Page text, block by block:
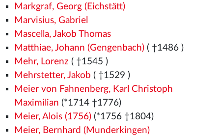
Markgraf, Georg (Eichstätt)
Marvisius, Gabriel
Mascella, Jakob Thomas
Matthiae, Johann (Gengenbach)( †1486 )
Mehr, Lorenz ( †1545 )
Mehrstetter, Jakob ( †1529 )
Meier von Fahnenberg, Karl Christoph
Maximilian (*1714 †1776)
Meier, Alois (1756)(*1756 †1804)
Meier, Bernhard (Munderkingen)